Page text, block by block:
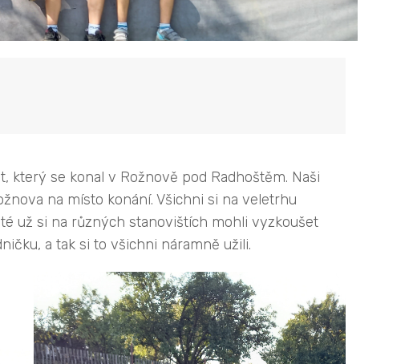
který se konal v Rožnově pod Radhoštěm. Naši
na místo konání. Všichni si na veletrhu
už si na různých stanovištích mohli vyzkoušet
a tak si to všichni náramně užili.